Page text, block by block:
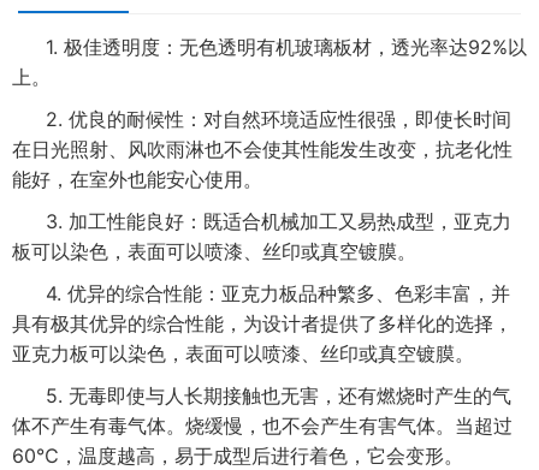
1. 极佳透明度：无色透明有机玻璃板材，透光率达92%以
上。
2. 优良的耐候性：对自然环境适应性很强，即使长时间
在日光照射、风吹雨淋也不会使其性能发生改变，抗老化性
能好，在室外也能安心使用。
3. 加工性能良好：既适合机械加工又易热成型，亚克力
板可以染色，表面可以喷漆、丝印或真空镀膜。
4. 优异的综合性能：亚克力板品种繁多、色彩丰富，并
具有极其优异的综合性能，为设计者提供了多样化的选择，
亚克力板可以染色，表面可以喷漆、丝印或真空镀膜。
5. 无毒即使与人长期接触也无害，还有燃烧时产生的气
体不产生有毒气体。烧缓慢，也不会产生有害气体。当超过
60℃，温度越高，易于成型后进行着色，它会变形。